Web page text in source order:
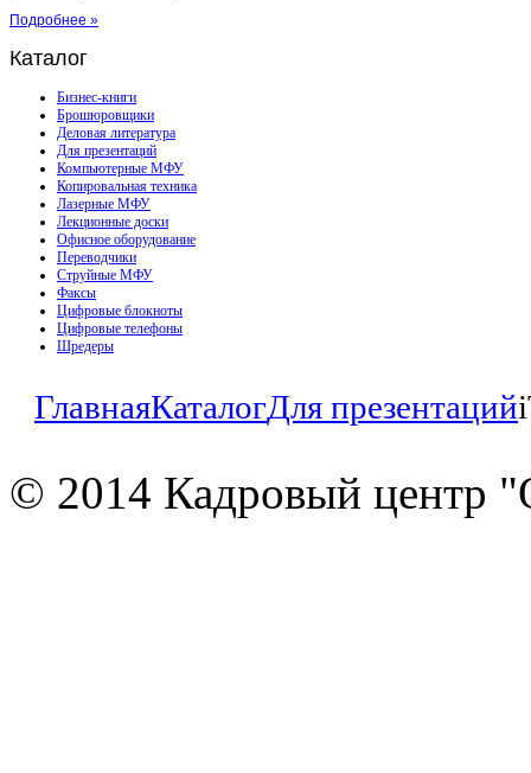
Подробнее »
Каталог
Бизнес-книги
Брошюровщики
Деловая литература
Для презентаций
Компьютерные МФУ
Копировальная техника
Лазерные МФУ
Лекционные доски
Офисное оборудование
Переводчики
Струйные МФУ
Факсы
Цифровые блокноты
Цифровые телефоны
Шредеры
ГлавнаяКаталогДля презентаций
© 2014 Кадровый центр